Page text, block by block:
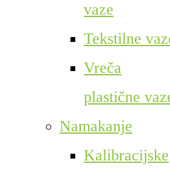
vaze
Tekstilne
Vreča
plastične
Namakanje
Kalibracijske